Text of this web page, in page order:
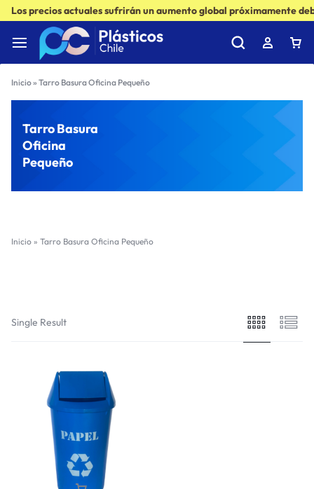
Los precios actuales sufrirán un aumento global próximamente
Inicio» Tarro Basura Oficina Pequeño
Tarro Basura
Oficina
Pequeño
Inicio » Tarro Basura Oficina Pequeño
Single Result